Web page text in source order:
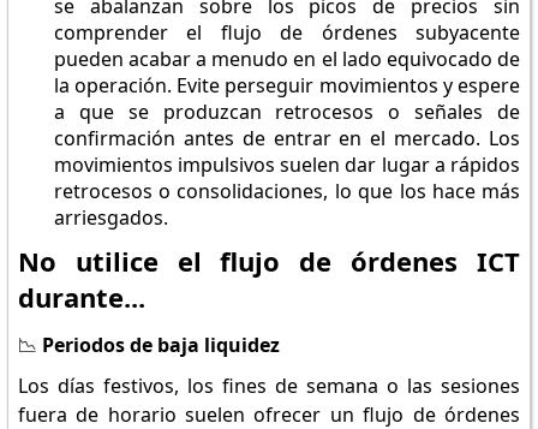
se abalanzan sobre los picos de precios sin
comprender el flujo de órdenes subyacente
pueden acabar a menudo en el lado equivocado de
la operación. Evite perseguir movimientos y espere
a que se produzcan retrocesos o señales de
confirmación antes de entrar en el mercado. Los
movimientos impulsivos suelen dar lugar a rápidos
retrocesos o consolidaciones, lo que los hace más
arriesgados.
No utilice el flujo de órdenes ICT
durante...
📉 Periodos de baja liquidez
Los días festivos, los fines de semana o las sesiones
fuera de horario suelen ofrecer un flujo de órdenes